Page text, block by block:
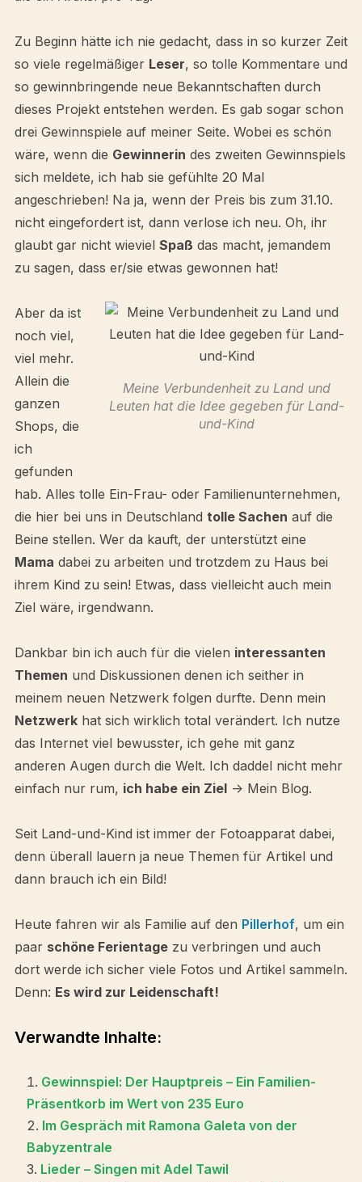
Zu Beginn hätte ich nie gedacht, dass in so kurzer Zeit
so viele regelmäßiger Leser, so tolle Kommentare und
so gewinnbringende neue Bekanntschaften durch
dieses Projekt entstehen werden. Es gab sogar schon
drei Gewinnspiele auf meiner Seite. Wobei es schön
wäre, wenn die Gewinnerin des zweiten Gewinnspiels
sich meldete, ich hab sie gefühlte 20 Mal
angeschrieben! Na ja, wenn der Preis bis zum 31.10.
nicht eingefordert ist, dann verlose ich neu. Oh, ihr
glaubt gar nicht wieviel Spaß das macht, jemandem
zu sagen, dass er/sie etwas gewonnen hat!
Meine Verbundenheit zu Land und
Leuten hat die Idee gegeben für Land-
und-Kind
Aber da ist
noch viel,
viel mehr.
Allein die
ganzen
Shops, die
ich
gefunden
hab. Alles tolle Ein-Frau- oder Familienunternehmen,
die hier bei uns in Deutschland tolle Sachen auf die
Beine stellen. Wer da kauft, der unterstützt eine
Mama dabei zu arbeiten und trotzdem zu Haus bei
ihrem Kind zu sein! Etwas, dass vielleicht auch mein
Ziel wäre, irgendwann.
Dankbar bin ich auch für die vielen interessanten
Themen und Diskussionen denen ich seither in
meinem neuen Netzwerk folgen durfte. Denn mein
Netzwerkhat sich wirklich total verändert. Ich nutze
das Internet viel bewusster, ich gehe mit ganz
anderen Augen durch die Welt. Ich daddel nicht mehr
einfach nur rum, ich habe ein Ziel-> Mein Blog.
Seit Land-und-Kind ist immer der Fotoapparat dabei,
denn überall lauern ja neue Themen für Artikel und
dann brauch ich ein Bild!
Heute fahren wir als Familie auf den Pillerhof, um ein
paar schöne Ferientagezu verbringen und auch
dort werde ich sicher viele Fotos und Artikel sammeln.
Denn: Es wird zur Leidenschaft!
Verwandte Inhalte:
Gewinnspiel: Der Hauptpreis – Ein Familien-
Präsentkorb im Wert von 235 Euro
Im Gespräch mit Ramona Galeta von der
Babyzentrale
Lieder – Singen mit Adel Tawil